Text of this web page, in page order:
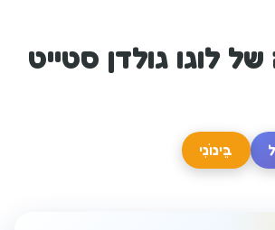
לוגו גולדן סטייט
בֵּינוֹנִי